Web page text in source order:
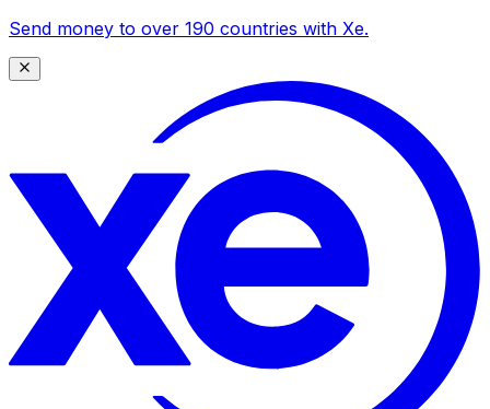
Send money to over 190 countries with Xe.